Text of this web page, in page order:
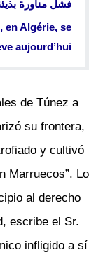
فشل مناورة
en Algérie, se
aujourd’hui
de Túnez a
su frontera,
y cultivó
Marruecos”. Lo
al derecho
escribe el Sr.
infligido a sí